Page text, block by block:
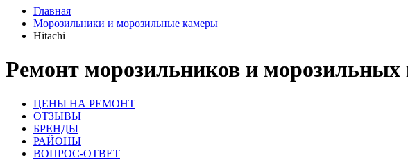
Главная
Морозильники и морозильные камеры
Hitachi
Ремонт морозильников и морозильных
ЦЕНЫ НА РЕМОНТ
ОТЗЫВЫ
БРЕНДЫ
РАЙОНЫ
ВОПРОС-ОТВЕТ